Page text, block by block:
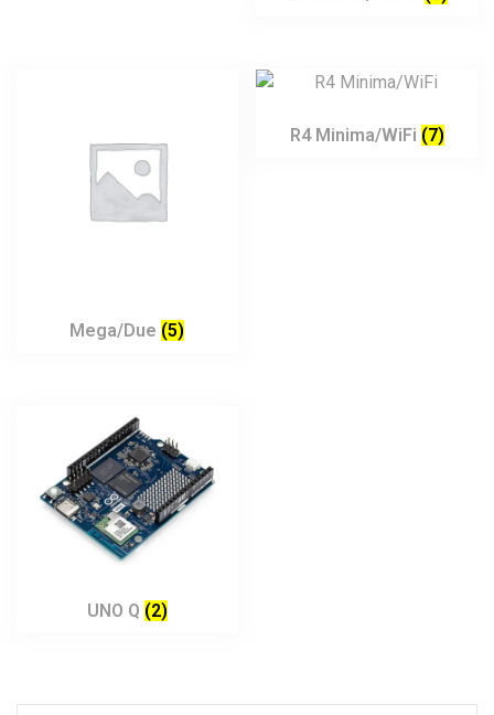
Mega/Due (5)
R4 Minima/WiFi (7)
UNO Q (2)